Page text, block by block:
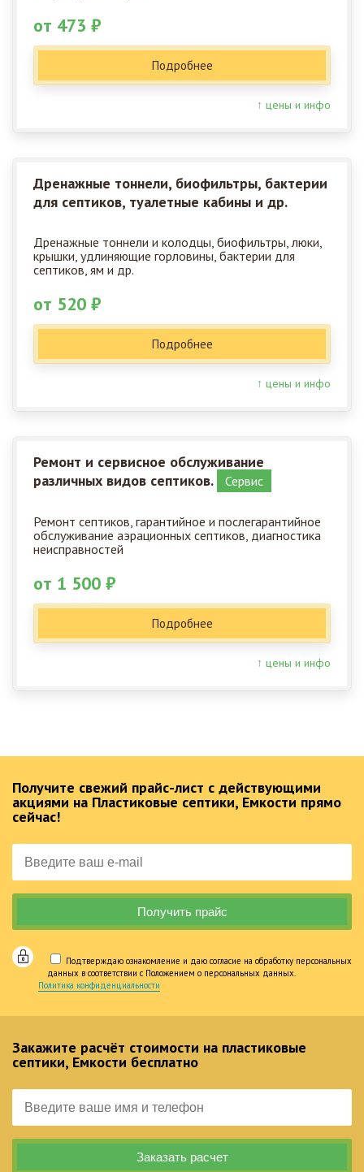
от 473 ₽
Подробнее
↑ цены и инфо
Дренажные тоннели, биофильтры, бактерии
для септиков, туалетные кабины и др.
Дренажные тоннели и колодцы, биофильтры, люки,
крышки, удлиняющие горловины, бактерии для
септиков, ям и др.
от 520 ₽
Подробнее
↑ цены и инфо
Ремонт и сервисное обслуживание
различных видов септиков.
Сервис
Ремонт септиков, гарантийное и послегарантийное
обслуживание аэрационных септиков, диагностика
неисправностей
от 1 500 ₽
Подробнее
↑ цены и инфо
Получите свежий прайс-лист с действующими
акциями на Пластиковые септики, Емкости прямо
сейчас!
Подтверждаю ознакомление и даю согласие на обработку персональных
данных в соответствии с Положением о персональных данных.
Политика конфиденциальности
Закажите расчёт стоимости на пластиковые
септики, Емкости бесплатно